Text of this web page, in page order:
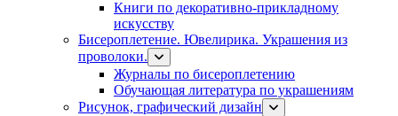
Книги по декоративно-прикладному
искусству
Бисероплетение. Ювелирика. Украшения из
проволоки.
Журналы по бисероплетению
Обучающая литература по украшениям
Рисунок, графический дизайн